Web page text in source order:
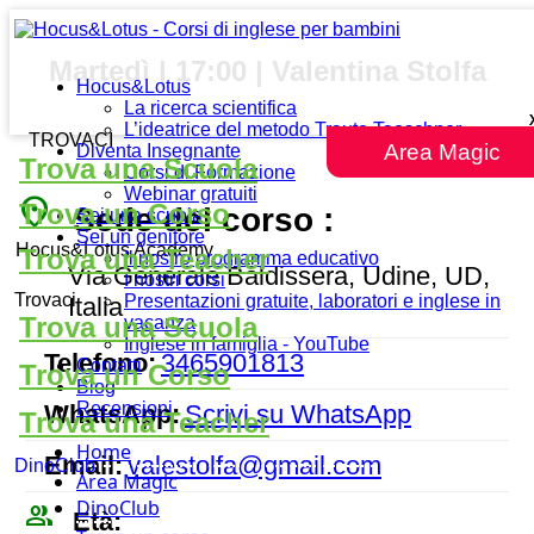
Hocus&Lotus
La ricerca scientifica
L’ideatrice del metodo Traute Taeschner
Diventa Insegnante
Corsi di Formazione
Webinar gratuiti
Sei una scuola
Sei un genitore
Il nostro programma educativo
I nostri corsi
Presentazioni gratuite, laboratori e inglese in
vacanza
Inglese in famiglia - YouTube
Contatti
Blog
Recensioni
Home
Area Magic
DinoClub
Area Magic
TROVACI
Trova una Scuola
Trova un Corso
Trova una Teacher
Trovaci
Trova una Scuola
Trova un Corso
Trova una Teacher
DinoClub
Martedì | 17:00 | Valentina Stolfa
place Sede del corso :
Hocus&Lotus Academy
Via Generale Baldissera, Udine, UD,
Italia
Telefono:3465901813
WhatsApp:Scrivi su WhatsApp
Email:valestolfa@gmail.com
people_outline
Età: